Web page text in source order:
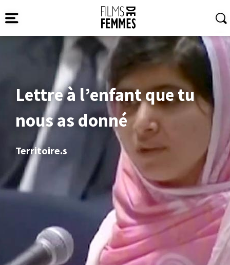
Lettre à l’enfant que tu
nous as donné
Territoire.s